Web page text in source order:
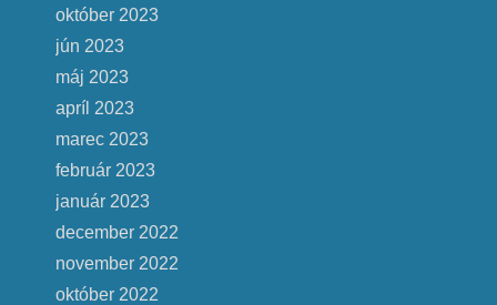
október 2023
jún 2023
máj 2023
apríl 2023
marec 2023
február 2023
január 2023
december 2022
november 2022
október 2022